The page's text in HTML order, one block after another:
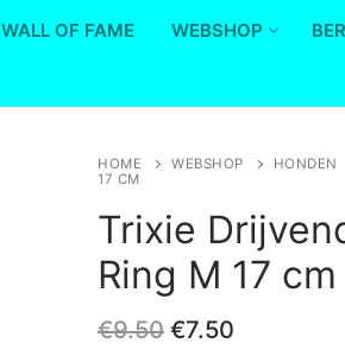
WALL OF FAME WEBSHOP
HOME WEBSHOP
HONDEN
17 CM
Trixie
Ring M 17 cm
€9.50 €7.50